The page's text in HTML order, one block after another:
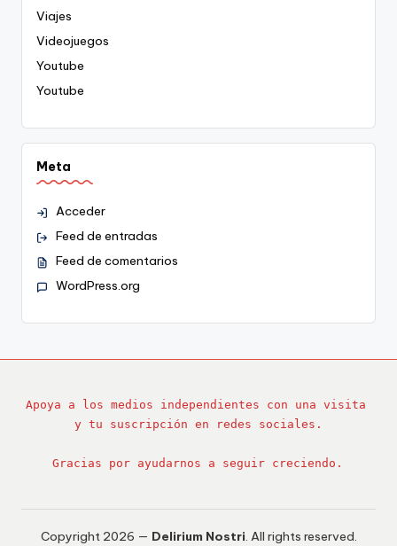
Viajes
Videojuegos
Youtube
Youtube
Meta
Acceder
Feed de entradas
Feed de comentarios
WordPress.org
Apoya a los medios independientes con una visita
y tu suscripción en redes sociales.
Gracias por ayudarnos a seguir creciendo.
Copyright 2026 — Delirium Nostri . All rights reserved.